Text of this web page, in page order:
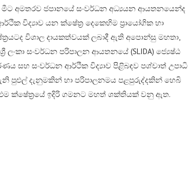
මීට අමතරව ජපානයේ සංවර්ධන අධ්‍යයන ආයතනයෙන්ද
විද්‍යාව යන ක්ෂේත්‍ර දෙකෙහිම ප්‍රායෝගික හා
විශාල දායකත්වයක් ලබාදී ඇති අපොන්සු මහතා,
සංවර්ධන පරිපාලන ආයතනයේ (SLIDA) ජ්‍යෙෂ්ඨ
සහ සංවර්ධන ආර්ථික විද්‍යාව පිළිබඳව පශ්චාත් උපාධි
පුළුල් දැනුමකින් හා පරිපාලනමය පළපුරුද්දකින් හෙබි
ක්ෂේත්‍රයේ ඉදිරි ගමනට මහත් ශක්තියක් වනු ඇත.